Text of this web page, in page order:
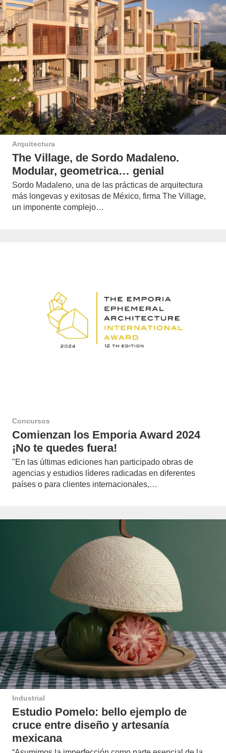
Arquitectura
The Village, de Sordo Madaleno.
Modular, geometrica… genial
Sordo Madaleno, una de las prácticas de arquitectura
más longevas y exitosas de México, firma The Village,
un imponente complejo…
Concursos
Comienzan los Emporia Award 2024
¡No te quedes fuera!
"En las últimas ediciones han participado obras de
agencias y estudios líderes radicadas en diferentes
países o para clientes internacionales,…
Industrial
Estudio Pomelo: bello ejemplo de
cruce entre diseño y artesanía
mexicana